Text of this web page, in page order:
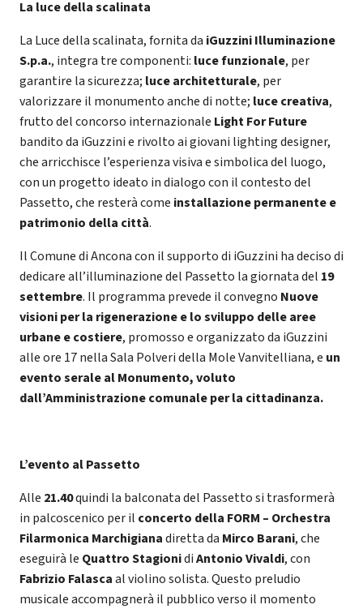
La luce della scalinata
La Luce della scalinata, fornita da iGuzzini Illuminazione
S.p.a., integra tre componenti: luce funzionale, per
garantire la sicurezza; luce architetturale, per
valorizzare il monumento anche di notte; luce creativa,
frutto del concorso internazionale Light For Future
bandito da iGuzzini e rivolto ai giovani lighting designer,
che arricchisce l’esperienza visiva e simbolica del luogo,
con un progetto ideato in dialogo con il contesto del
Passetto, che resterà come installazione permanente e
patrimonio della città.
Il Comune di Ancona con il supporto di iGuzzini ha deciso di
dedicare all’illuminazione del Passetto la giornata del 19
settembre. Il programma prevede il convegno Nuove
visioni per la rigenerazione e lo sviluppo delle aree
urbane e costiere, promosso e organizzato da iGuzzini
alle ore 17 nella Sala Polveri della Mole Vanvitelliana, e un
evento serale al Monumento, voluto
dall’Amministrazione comunale per la cittadinanza.
L’evento al Passetto
Alle 21.40quindi la balconata del Passetto si trasformerà
in palcoscenico per il concerto della FORM – Orchestra
Filarmonica Marchigianadiretta da Mirco Barani, che
eseguirà le Quattro StagionidiAntonio Vivaldi, con
Fabrizio Falascaal violino solista. Questo preludio
musicale accompagnerà il pubblico verso il momento